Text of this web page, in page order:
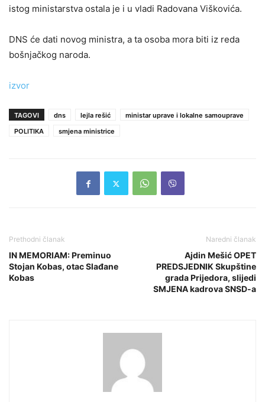
istog ministarstva ostala je i u vladi Radovana Viškovića.
DNS će dati novog ministra, a ta osoba mora biti iz reda
bošnjačkog naroda.
izvor
TAGOVI dns lejla rešić
ministar uprave i lokalne samouprave
POLITIKA
smjena ministrice
Prethodni članak
IN MEMORIAM: Preminuo
Stojan Kobas, otac Slađane
Kobas
Naredni članak
Ajdin Mešić OPET
PREDSJEDNIK Skupštine
grada Prijedora, slijedi
SMJENA kadrova SNSD-a